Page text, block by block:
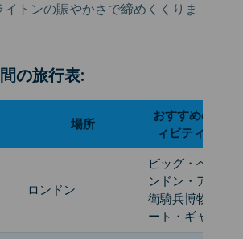
トンの賑やかさで締めくくりま
の旅行表:
場所
おすすめのアク
ィビティ/ルー
ロンドン
ビッグ・ベン、
ンドン・アイ、
衛騎兵博物館、
ート・ギャラリ